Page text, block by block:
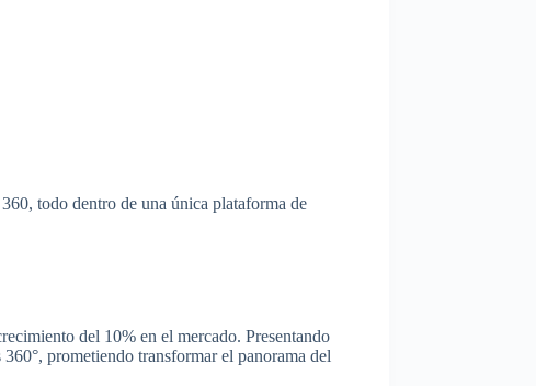
todo dentro de una única plataforma de
del 10% en el mercado. Presentando
prometiendo transformar el panorama del